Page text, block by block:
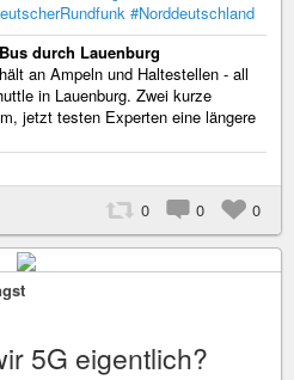
#Norddeutschland
durch Lauenburg
an Ampeln und Haltestellen - all
in Lauenburg. Zwei kurze
jetzt testen Experten eine längere
0 0 0
5G eigentlich?